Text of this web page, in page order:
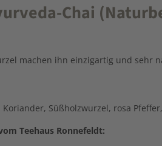
Chai
machen ihn einzigartig und sehr
Süßholzwurzel, rosa
Teehaus Ronnefeldt: